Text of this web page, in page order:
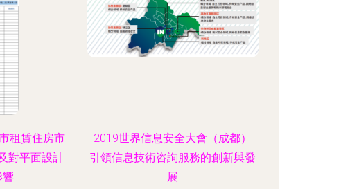
租賃住房市
對平面設計
響
2019世界信息安全大會（成都）
引領信息技術咨詢服務的創新與發
展